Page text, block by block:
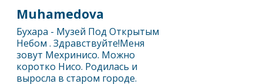
Muhamedova
Бухара - Музей Под Открытым
Небом . Здравствуйте!Меня
зовут Мехринисо. Можно
коротко Нисо. Родилась и
выросла в старом городе.